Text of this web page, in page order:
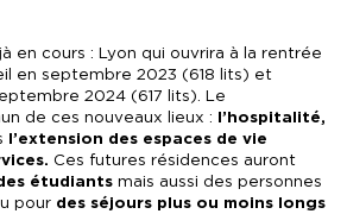
en cours : Lyon qui ouvrira à la rentrée
en septembre 2023 (618 lits) et
2024 (617 lits). Le
de ces nouveaux lieux : l’hospitalité,
l’extension des espaces de vie
Ces futures résidences auront
étudiants mais aussi des personnes
pour des séjours plus ou moins longs